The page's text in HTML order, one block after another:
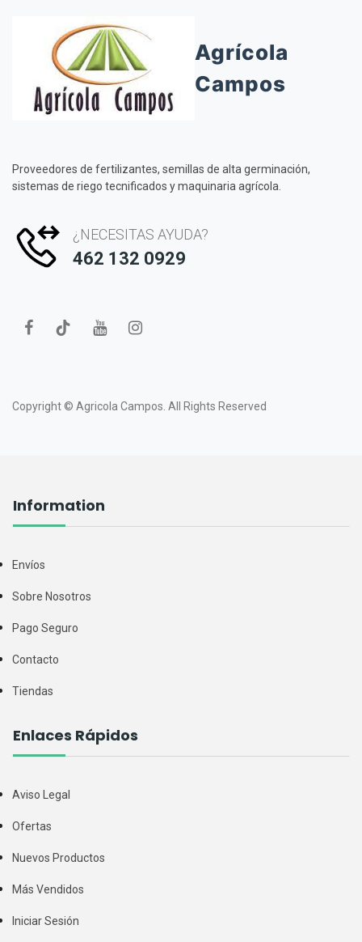
Agrícola
Campos
Proveedores de fertilizantes, semillas de alta germinación,
sistemas de riego tecnificados y maquinaria agrícola.
¿NECESITAS AYUDA?
462 132 0929
Copyright © Agricola Campos. All Rights Reserved
Information
Envíos
Sobre Nosotros
Pago Seguro
Contacto
Tiendas
Enlaces Rápidos
Aviso Legal
Ofertas
Nuevos Productos
Más Vendidos
Iniciar Sesión